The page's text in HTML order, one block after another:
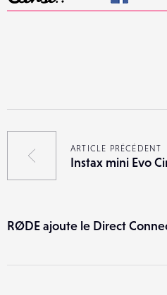
ARTICLE PRÉCÉDENT